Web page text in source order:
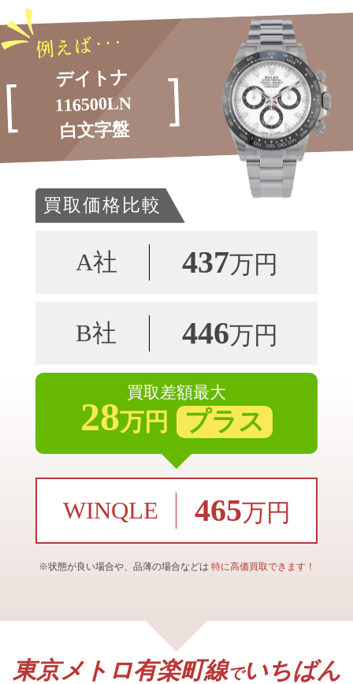
デイトナ
116500LN
白文字盤
買取価格比較
A社 437万円
B社 446万円
買取差額最大
28万円 プラス
WINQLE 465万円
※状態が良い場合や、品薄の場合などは 特に高価買取できます！
東京メトロ有楽町線でいちばん